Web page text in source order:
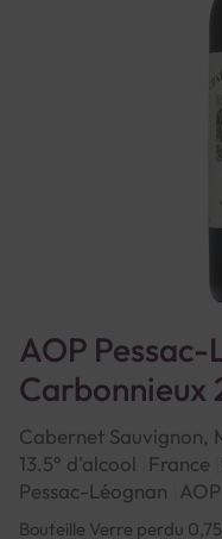
AOP
Carbonnieux
Cabernet Sauvignon,
13.5° d'alcool
France
Pessac-Léognan AOP
Bouteille Verre perdu